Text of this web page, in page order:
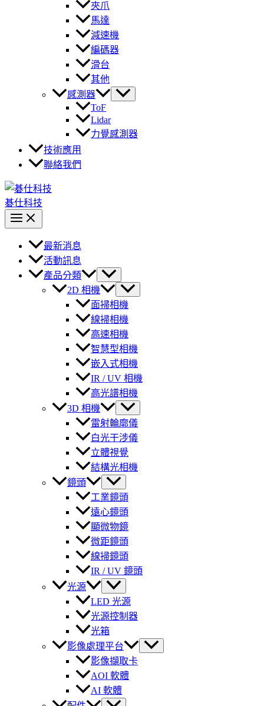
夾爪
馬達
減速機
編碼器
滑台
其他
感測器
ToF
Lidar
力覺感測器
技術應用
聯絡我們
碁仕科技
最新消息
活動訊息
產品分類
2D 相機
面掃相機
線掃相機
高速相機
智慧型相機
嵌入式相機
IR / UV 相機
高光譜相機
3D 相機
雷射輪廓儀
白光干涉儀
立體視覺
結構光相機
鏡頭
工業鏡頭
遠心鏡頭
顯微物鏡
微距鏡頭
線掃鏡頭
IR / UV 鏡頭
光源
LED 光源
光源控制器
光箱
影像處理平台
影像擷取卡
AOI 軟體
AI 軟體